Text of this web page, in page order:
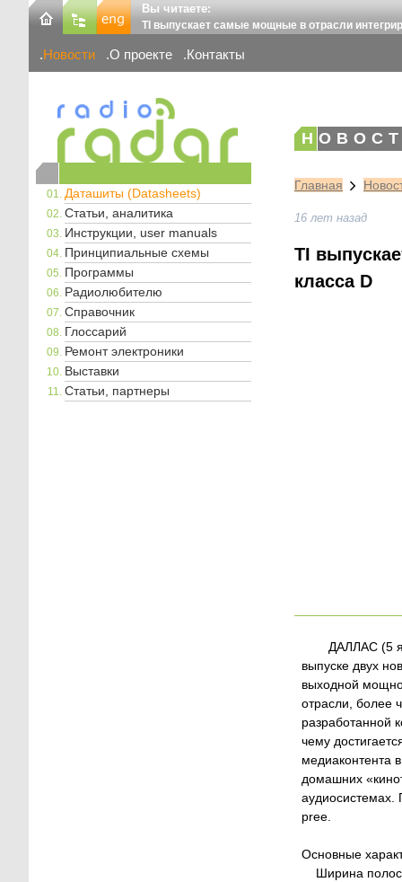
Вы читаете:
TI выпускает самые мощные в отрасли
Новости О проекте Контакты
Даташиты (Datasheets)
Статьи, аналитика
Инструкции, user manuals
Принципиальные схемы
Программы
Радиолюбителю
Справочник
Глоссарий
Ремонт электроники
Выставки
Статьи, партнеры
Главная
16 лет назад
TI
класса D
ДАЛЛАС (5
выпуске двух
выходной
отрасли, более
разработанной
чему
медиаконтента
домашних
аудиосистемах.
pree.
Основные
Ширина полосы